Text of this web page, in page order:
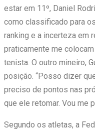
estar em 11º, Daniel
como classificado para
ranking e a incerteza em
praticamente me
tenista. O outro mineiro,
posição. “Posso dizer
preciso de pontos nas
que ele retomar. Vou me
Segundo os atletas, a